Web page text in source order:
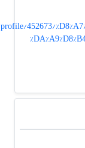
452673/